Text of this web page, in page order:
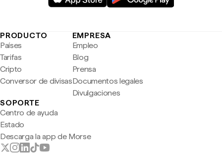
PRODUCTO
Países
Tarifas
Cripto
Conversor de divisas
EMPRESA
Empleo
Blog
Prensa
Documentos legales
Divulgaciones
SOPORTE
Centro de ayuda
Estado
Descarga la app de Morse